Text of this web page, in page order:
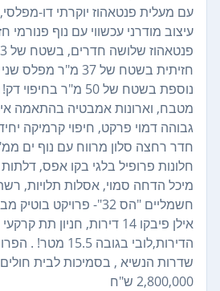
עם מעלית פנטאהוז יוקרתי דו-
עיצוב מודרני עכשווי עם נוף פנורמי
חזיתית בשטח של 37
נוספת בשטח של 50 מ"ר
מטבח, וארונות אמבטיה בהתאמה
גבוהה דמוי פרקט, חיפוי קרמיקה
חדר רחצה סלון מרווח עם נוף ים
חלונות פרופיל בלגי בקו אפס, דלתות
מיכל הדחה סמוי, אסלות תלויות,
חשמליים "הס 32"- פרויקט
אילן פיבקו 14 דירות, חניון
הדירות,לובי
שדרות הנשיא , בסמיכות לבית חולים
2,800,000 ש"ח